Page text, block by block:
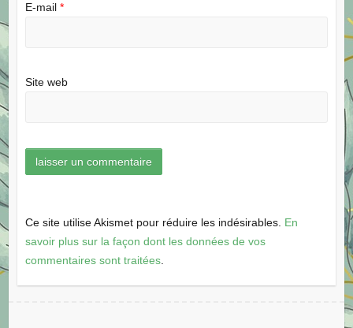
E-mail *
Site web
Ce site utilise Akismet pour réduire les indésirables. En
savoir plus sur la façon dont les données de vos
commentaires sont traitées.